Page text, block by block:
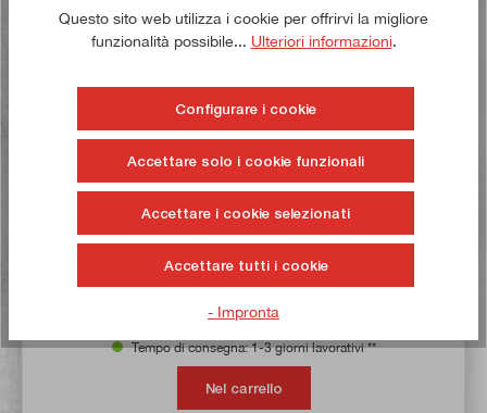
Valutazione media di 5 su 5 stelle
Righello di precisione per capelli 150 mm, DIN 875/00,
acciaio inox
Peso lordo:
0,324 kg
14,50 €*
17,00 €*
Tempo di consegna: 1-3 giorni lavorativi **
Nel carrello
Questo sito web utilizza i cookie per offrirvi la migliore
funzionalità possibile... Ulteriori informazioni.
Configurare i cookie
Accettare solo i cookie funzionali
Accettare i cookie selezionati
Accettare tutti i cookie
- Impronta